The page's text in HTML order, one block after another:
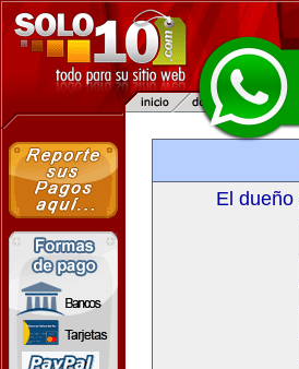
El